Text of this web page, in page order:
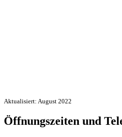
Aktualisiert: August 2022
Öffnungszeiten und